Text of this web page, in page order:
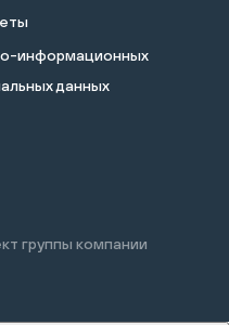
информационных
данных
группы компании